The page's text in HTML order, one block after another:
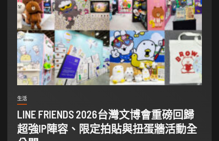
生活
LINE FRIENDS 2026台灣文博會重磅回歸
超強IP陣容、限定拍貼與扭蛋牆活動全